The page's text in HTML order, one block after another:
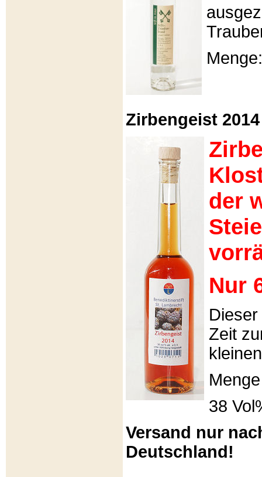
Zirbengeist
der
Nur
Zeit
38
Versand nur
Deutschland!